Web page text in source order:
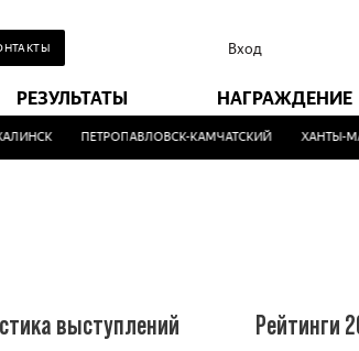
Вход
РЕЗУЛЬТАТЫ НАГРАЖДЕНИЕ
ПЕТРОПАВЛОВСК-КАМЧАТСКИЙ ХАНТЫ-
выступлений Рейтинги